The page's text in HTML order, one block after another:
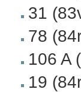
31
78
106 A
19